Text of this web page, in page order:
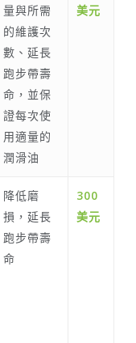
量與所需
的維護次
數、延長
跑步帶壽
命，並保
證每次使
用適量的
潤滑油
美元
降低磨
損，延長
跑步帶壽
命
300
美元